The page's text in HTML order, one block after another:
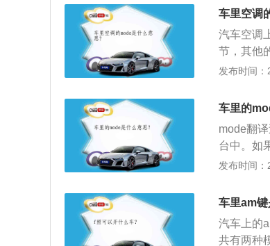
和中控台
一个按
2、切换
车空调出
驶模式：
是常见的
车里空调
汽车空调
节，其他
情况下，
把滚轮往
上其他
机，空调
冷。2、
一功能只
启后出风
丝加热。
发布时间
车里的
mode翻
台中。如
键，用来
风模式，
功能方
收音机调
发布时间
车里am键
汽车上的
共有两种